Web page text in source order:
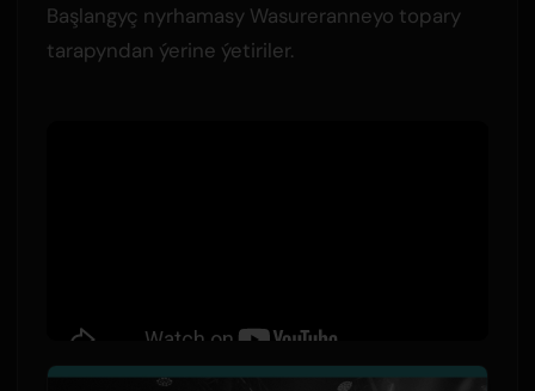
Başlangyç nyrhamasy Wasureranneyo topary
tarapyndan ýerine ýetiriler.